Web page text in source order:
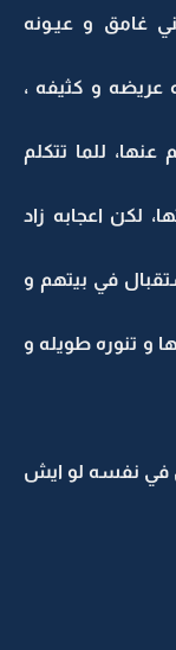
غامق و عيـونه
و كثيفه ،
للما تتكلم
لكن اعجابه زاد
في بيتهم و
و تنوره طويله و
نفسه لو ايش